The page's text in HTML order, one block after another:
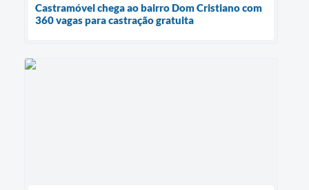
Castramóvel chega ao bairro Dom Cristiano com
360 vagas para castração gratuita